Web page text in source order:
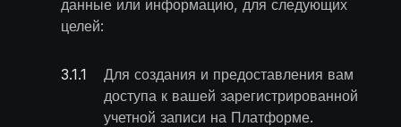
данные или информацию, для следующих
целей:
3.1.1
Для создания и предоставления вам
доступа к вашей зарегистрированной
учетной записи на Платформе.